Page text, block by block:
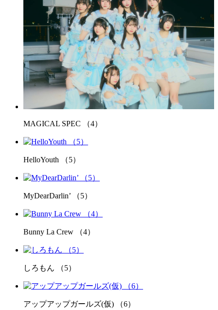
MAGICAL SPEC （4）
HelloYouth （5）
MyDearDarlin’ （5）
Bunny La Crew （4）
しろもん （5）
アップアップガールズ(仮) （6）